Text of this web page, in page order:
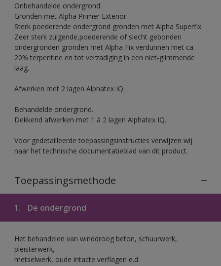
Onbehandelde ondergrond.
Gronden met Alpha Primer Exterior.
Sterk poederende ondergrond gronden met Alpha Superfix.
Zeer sterk zuigende,poederende of slecht gebonden
ondergronden gronden met Alpha Fix verdunnen met ca.
20% terpentine en tot verzadiging in een niet-glimmende
laag.
Afwerken met 2 lagen Alphatex IQ.
Behandelde ondergrond.
Dekkend afwerken met 1 à 2 lagen Alphatex IQ.
Voor gedetailleerde toepassingsinstructies verwijzen wij
naar het technische documentatieblad van dit product.
Toepassingsmethode
1. De ondergrond
Het behandelen van winddroog beton, schuurwerk,
pleisterwerk,
metselwerk, oude intacte verflagen e.d.